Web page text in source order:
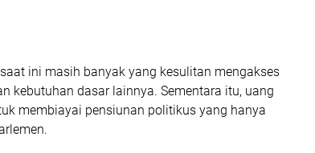
ini masih banyak yang kesulitan mengakses
kebutuhan dasar lainnya. Sementara itu, uang
membiayai pensiunan politikus yang hanya